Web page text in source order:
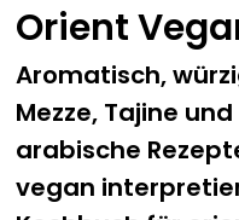
Orient
Aromatisch,
Mezze, Tajine
arabische
vegan